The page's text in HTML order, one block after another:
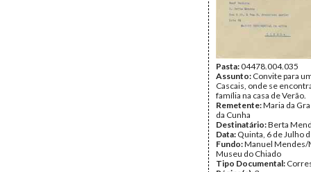
Pasta:04478.004.035
Assunto: Convite para
Cascais, onde se
família na casa de Verão.
Remetente:Maria da
da Cunha
Destinatário:Berta
Data: Quinta, 6 de Julho
Fundo:Manuel Mendes/
Museu do Chiado
Tipo Documental: